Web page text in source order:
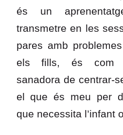
és un
transmetre en les
pares amb
els fills, és com
sanadora de centrar-
el que és meu per
que necessita l’infant